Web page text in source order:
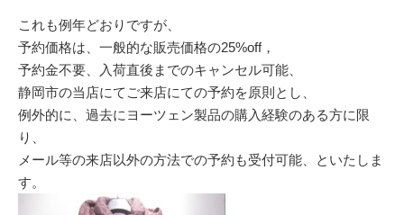
これも例年どおりですが、
予約価格は、一般的な販売価格の25%off，
予約金不要、入荷直後までのキャンセル可能、
静岡市の当店にてご来店にての予約を原則とし、
例外的に、過去にヨーツェン製品の購入経験のある方に限
り、
メール等の来店以外の方法での予約も受付可能、といたしま
す。